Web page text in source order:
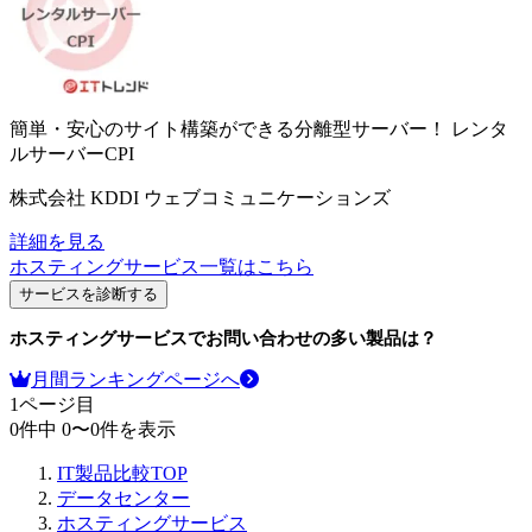
簡単・安心のサイト構築ができる分離型サーバー！
レンタ
ルサーバーCPI
株式会社 KDDI ウェブコミュニケーションズ
詳細を見る
ホスティングサービス一覧はこちら
サービスを診断する
ホスティングサービスでお問い合わせの多い製品は？
月間ランキングページへ
1ページ目
0件中 0〜0件を表示
IT製品比較TOP
データセンター
ホスティングサービス